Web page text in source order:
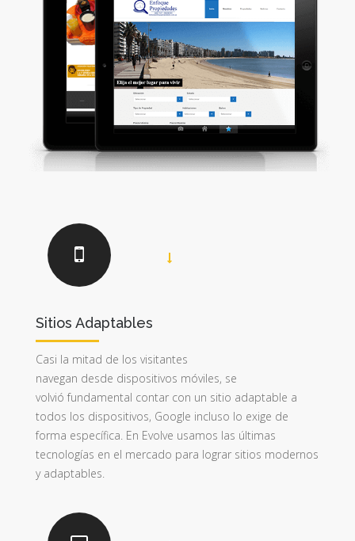
Sitios Adaptables
Casi la mitad de los visitantes
navegan desde dispositivos móviles, se
volvió fundamental contar con un sitio adaptable a
todos los dispositivos, Google incluso lo exige de
forma específica. En Evolve usamos las últimas
tecnologías en el mercado para lograr sitios modernos
y adaptables.